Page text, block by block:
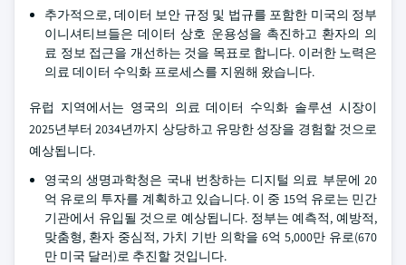
추가적으로, 데이터 보안 규정 및 법규를 포함한 미국의 정부
이니셔티브들은 데이터 상호 운용성을 촉진하고 환자의 의
료 정보 접근을 개선하는 것을 목표로 합니다. 이러한 노력은
의료 데이터 수익화 프로세스를 지원해 왔습니다.
유럽 지역에서는 영국의 의료 데이터 수익화 솔루션 시장이
2025년부터 2034년까지 상당하고 유망한 성장을 경험할 것으로
예상됩니다.
영국의 생명과학청은 국내 번창하는 디지털 의료 부문에 20
억 유로의 투자를 계획하고 있습니다. 이 중 15억 유로는 민간
기관에서 유입될 것으로 예상됩니다. 정부는 예측적, 예방적,
맞춤형, 환자 중심적, 가치 기반 의학을 6억 5,000만 유로(670
만 미국 달러)로 추진할 것입니다.